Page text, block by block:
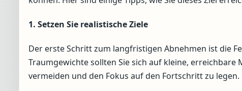
1. Setzen Sie realistische Ziele
Der erste Schritt zum langfristigen Abnehmen ist die
Traumgewichte sollten Sie sich auf kleine,
vermeiden und den Fokus auf den Fortschritt zu legen.